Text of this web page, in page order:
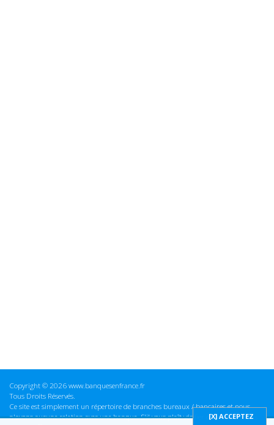
Copyright © 2026 www.banquesenfrance.fr
Tous Droits Réservés.
Ce site est simplement un répertoire de branches bureaux / bancaires et nous
n'avons aucune relation avec une banque. S'il vous plaît vérifier ces informations